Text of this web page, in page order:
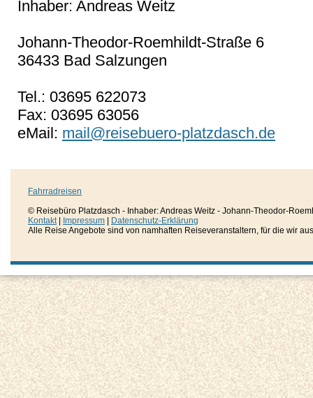
Inhaber: Andreas Weitz
Johann-Theodor-Roemhildt-Straße 6
36433 Bad Salzungen
Tel.: 03695 622073
Fax: 03695 63056
eMail: mail@reisebuero-platzdasch.de
Fahrradreisen
© Reisebüro Platzdasch - Inhaber: Andreas Weitz - Johann-Theodor-
Kontakt| Impressum
Datenschutz-Erklärung
Alle Reise Angebote sind von namhaften Reiseveranstaltern, für die wir